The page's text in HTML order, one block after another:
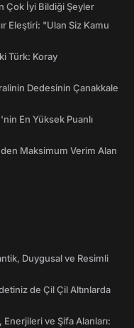
Çok İyi Bildiği Şeyler
Eleştiri: "Ulan Siz Kamu
Türk: Koray
Dedesinin Çanakkale
En Yüksek Puanlı
Maksimum Verim Alan
Duygusal ve Resimli
de Çil Çil Altınlarda
ve Şifa Alanları: